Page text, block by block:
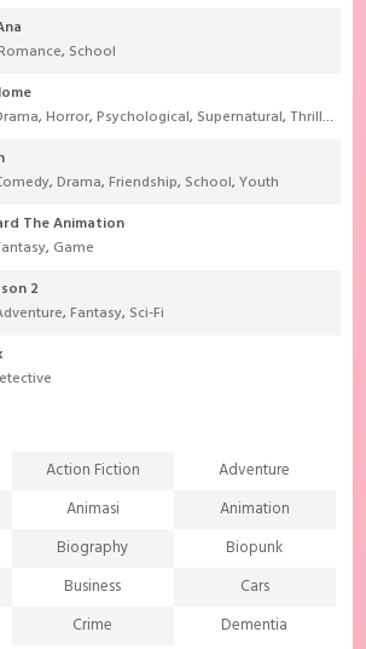
, School
,Horror,Psychological, Supernatural, Thriller
,Drama,Friendship, School,Youth
The Animation
, Game
2
,Fantasy, Sci-Fi
Action Fiction
Adventure
Animasi
Animation
Biography
Biopunk
Business
Cars
Crime
Dementia